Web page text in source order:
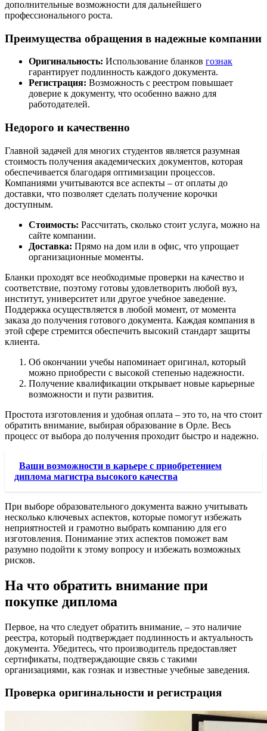
дополнительные возможности для дальнейшего
профессионального роста.
Преимущества обращения в надежные компании
Оригинальность: Использование бланков гознак
гарантирует подлинность каждого документа.
Регистрация: Возможность с реестром повышает
доверие к документу, что особенно важно для
работодателей.
Недорого и качественно
Главной задачей для многих студентов является разумная
стоимость получения академических документов, которая
обеспечивается благодаря оптимизации процессов.
Компаниями учитываются все аспекты – от оплаты до
доставки, что позволяет сделать получение корочки
доступным.
Стоимость: Рассчитать, сколько стоит услуга, можно на
сайте компании.
Доставка: Прямо на дом или в офис, что упрощает
организационные моменты.
Бланки проходят все необходимые проверки на качество и
соответствие, поэтому готовы удовлетворить любой вуз,
институт, университет или другое учебное заведение.
Поддержка осуществляется в любой момент, от момента
заказа до получения готового документа. Каждая компания в
этой сфере стремится обеспечить высокий стандарт защиты
клиента.
Об окончании учебы напоминает оригинал, который
можно приобрести с высокой степенью надежности.
Получение квалификации открывает новые карьерные
возможности и пути развития.
Простота изготовления и удобная оплата – это то, на что стоит
обратить внимание, выбирая образование в Орле. Весь
процесс от выбора до получения проходит быстро и надежно.
Ваши возможности в карьере с приобретением
диплома магистра высокого качества
При выборе образовательного документа важно учитывать
несколько ключевых аспектов, которые помогут избежать
неприятностей и грамотно выбрать компанию для его
изготовления. Понимание этих аспектов поможет вам
разумно подойти к этому вопросу и избежать возможных
рисков.
На что обратить внимание при
покупке диплома
Первое, на что следует обратить внимание, – это наличие
реестра, который подтверждает подлинность и актуальность
документа. Убедитесь, что производитель предоставляет
сертификаты, подтверждающие связь с такими
организациями, как гознак и известные учебные заведения.
Проверка оригинальности и регистрация